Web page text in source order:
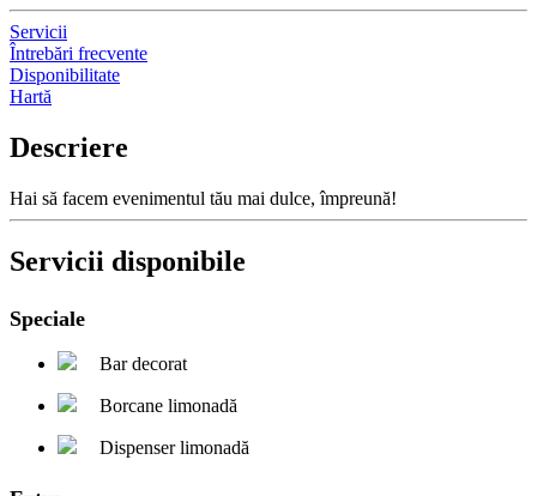
Servicii
Întrebări frecvente
Disponibilitate
Hartă
Descriere
Hai să facem evenimentul tău mai dulce, împreună!
Servicii disponibile
Speciale
Bar decorat
Borcane limonadă
Dispenser limonadă